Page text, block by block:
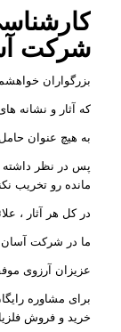
شرکت
بزرگواران
که آثار و نشانه
به هیچ عنوان
پس در نظر داشته
مانده رو تخریب
در کل هر آثار ،
ما در شرکت آسان
عزیزان آرزوی
برای مشاوره
خرید و فروش